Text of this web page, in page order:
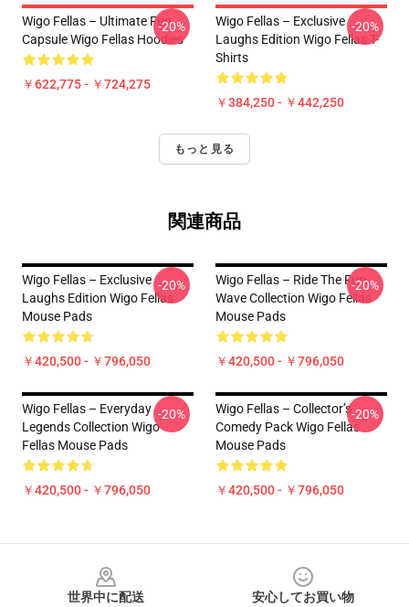
Wigo Fellas – Ultimate Fun
Capsule Wigo Fellas Hoodies
￥622,775 - ￥724,275
-20%
Wigo Fellas – Exclusive
Laughs Edition Wigo Fellas T-
Shirts
￥384,250 - ￥442,250
-20%
もっと見る
関連商品
Wigo Fellas – Exclusive
Laughs Edition Wigo Fellas
Mouse Pads
￥420,500 - ￥796,050
-20%
Wigo Fellas – Ride The Fun
Wave Collection Wigo Fellas
Mouse Pads
￥420,500 - ￥796,050
-20%
Wigo Fellas – Everyday
Legends Collection Wigo
Fellas Mouse Pads
￥420,500 - ￥796,050
-20%
Wigo Fellas – Collector’s
Comedy Pack Wigo Fellas
Mouse Pads
￥420,500 - ￥796,050
-20%
世界中に配送
安心してお買い物